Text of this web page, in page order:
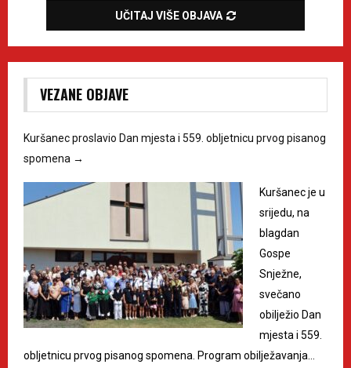
UČITAJ VIŠE OBJAVA
VEZANE OBJAVE
Kuršanec proslavio Dan mjesta i 559. obljetnicu prvog pisanog
spomena →
Kuršanec je u
srijedu, na
blagdan
Gospe
Snježne,
svečano
obilježio Dan
mjesta i 559.
obljetnicu prvog pisanog spomena. Program obilježavanja…